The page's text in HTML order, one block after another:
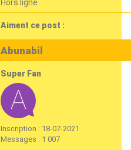
Hors ligne
Aiment ce post :
Abunabil
Super Fan
Inscription : 18-07-2021
Messages : 1 007